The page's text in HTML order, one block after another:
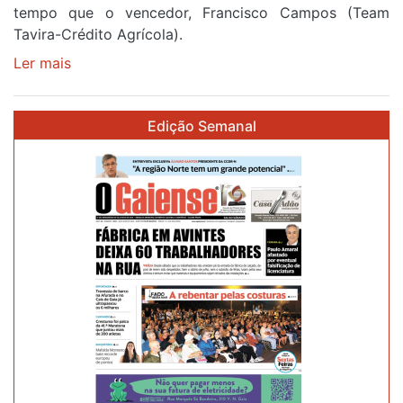
tempo que o vencedor, Francisco Campos (Team
Tavira-Crédito Agrícola).
Ler mais
Camisola
Amarela
após
quarto
cruzar
Edição Semanal